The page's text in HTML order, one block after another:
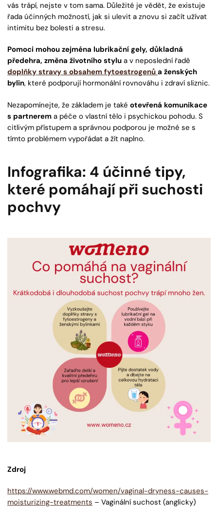
vás trápí, nejste v tom sama. Důležité je vědět, že existuje
řada účinných možností, jak si ulevit a znovu si začít užívat
intimitu bez bolesti a stresu.
Pomoci mohou zejména lubrikační gely, důkladná
předehra, změna životního stylu a v neposlední řadě
doplňky stravy s obsahem fytoestrogenů a ženských
bylin, které podporují hormonální rovnováhu i zdraví sliznic.
Nezapomínejte, že základem je také otevřená komunikace
s partnerem a péče o vlastní tělo i psychickou pohodu. S
citlivým přístupem a správnou podporou je možné se s
tímto problémem vypořádat a žít naplno.
Infografika: 4 účinné tipy,
které pomáhají při suchosti
pochvy
Zdroj
https://www.webmd.com/women/vaginal-dryness-causes-
moisturizing-treatments – Vaginální suchost (anglicky)